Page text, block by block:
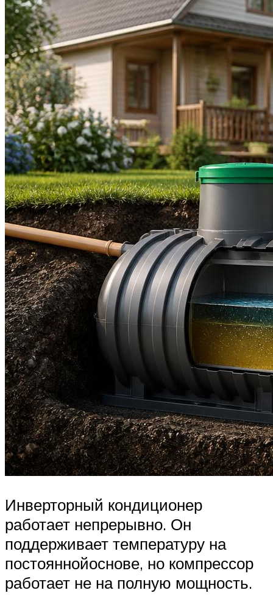
Инверторный кондиционер
работает непрерывно. Он
поддерживает температуру на
постояннойоснове, но компрессор
работает не на полную мощность.